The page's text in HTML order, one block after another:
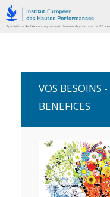
QUI SOMMES NOUS?
GESTION DES TALENTS &
FORMATIONS
INTELLIGENCE
VOS BESOINS
BENEFICES